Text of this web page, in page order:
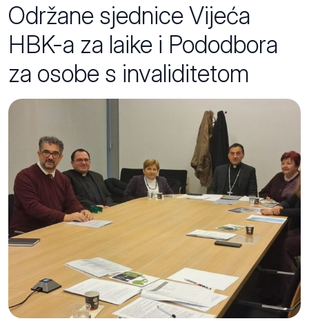
Održane sjednice Vijeća
HBK-a za laike i Pododbora
za osobe s invaliditetom